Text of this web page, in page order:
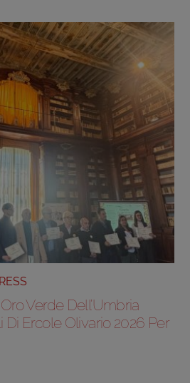
Verde Dell’Umbria
Di Ercole Olivario 2026 Per